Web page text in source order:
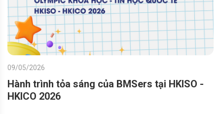
09/05/2026
Hành trình tỏa sáng của BMSers tại HKISO -
HKICO 2026